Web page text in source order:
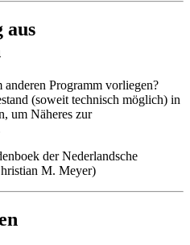
aus
anderen Programm vorliegen?
(soweit technisch möglich) in
um Näheres zur